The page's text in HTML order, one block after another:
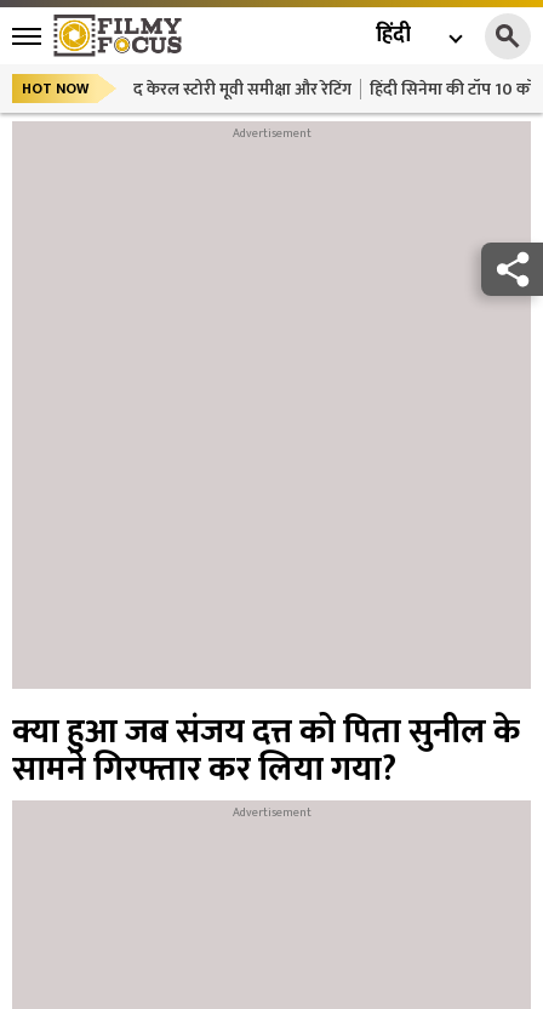
हिंदी
HOT NOW द केरल स्टोरी मूवी समीक्षा और रेटिंग हिंदी सिनेमा की टॉप 10
क्या हुआ जब संजय दत्त को पिता सुनील के
सामने गिरफ्तार कर लिया गया?